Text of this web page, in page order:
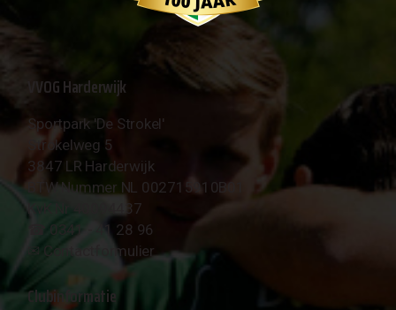
VVOG Harderwijk
Sportpark 'De Strokel'
Strokelweg 5
3847 LR Harderwijk
BTW Nummer NL 002715910B01
KvK Nr 40094437
☎︎ 0341 - 41 28 96
✉︎ Contactformulier
Clubinformatie